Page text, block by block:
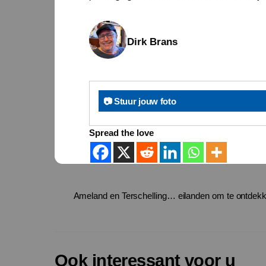
Dirk Brans
📷 Stuur jouw foto
Spread the love
Ameland en Terschelling… eilanden om te
Ook interessant voor u